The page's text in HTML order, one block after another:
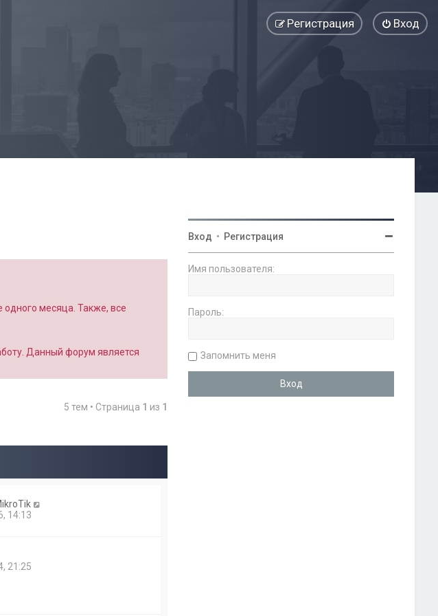
Вход
Регистрация
месяца. Также, все
Данный форум является
5 тем • Страница 1 из 1
14:13
21:25
Вход • Регистрация
Имя пользователя:
Пароль:
Запомнить меня